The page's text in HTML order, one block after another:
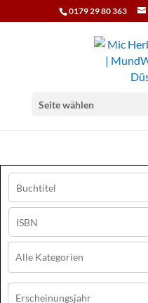
0179 29 80 363
Seite wählen